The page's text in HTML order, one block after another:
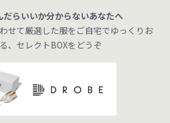
だらいいか分からないあなたへ
せて厳選した服をご自宅でゆっくりお
、セレクトBOXをどうぞ